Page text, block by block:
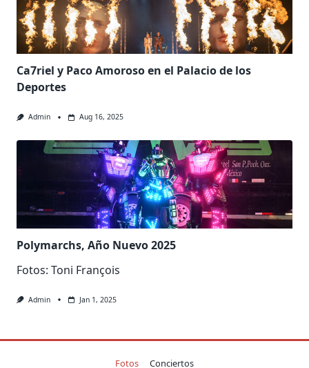
Ca7riel y Paco Amoroso en el Palacio de los
Deportes
Admin Aug 16, 2025
Polymarchs, Año Nuevo 2025
Fotos: Toni François
Admin Jan 1, 2025
Fotos Conciertos